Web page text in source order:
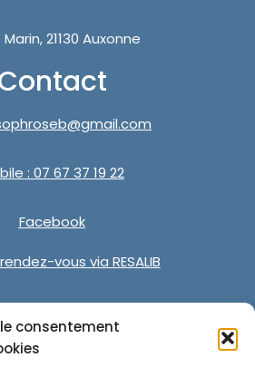
consentement
21130 Auxonne
: 07 67 37 19 22
Facebook
vous via RESALIB